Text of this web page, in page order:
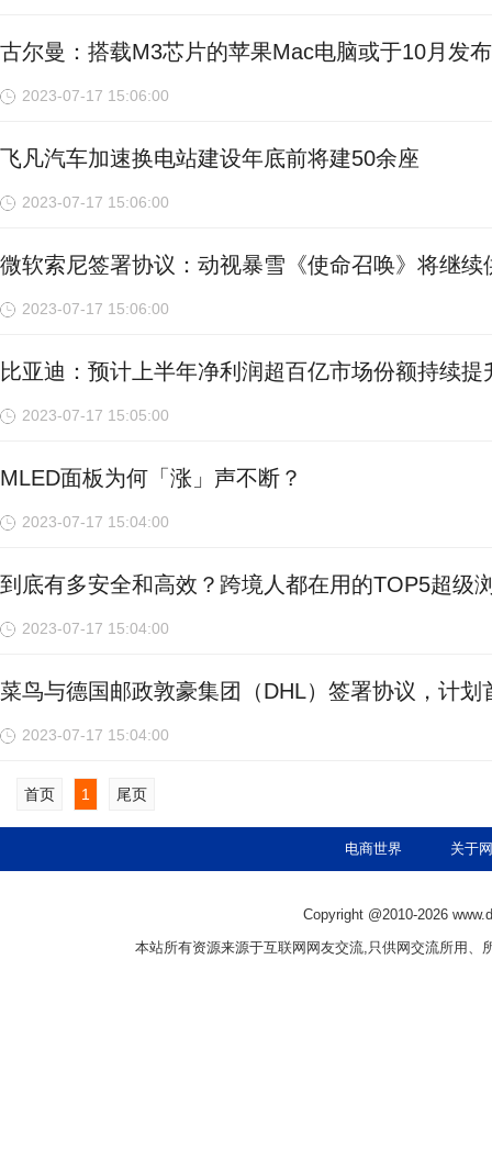
古尔曼：搭载M3芯片的苹果Mac电脑或于10月发布
2023-07-17 15:06:00
飞凡汽车加速换电站建设年底前将建50余座
2023-07-17 15:06:00
微软索尼签署协议：动视暴雪《使命召唤》将继续
2023-07-17 15:06:00
比亚迪：预计上半年净利润超百亿市场份额持续提
2023-07-17 15:05:00
MLED面板为何「涨」声不断？
2023-07-17 15:04:00
到底有多安全和高效？跨境人都在用的TOP5超
2023-07-17 15:04:00
菜鸟与德国邮政敦豪集团（DHL）签署协议，计
2023-07-17 15:04:00
首页 1 尾页
电商世界 关于
Copyright @2010-2026
本站所有资源来源于互联网网友交流,只供网交流所用